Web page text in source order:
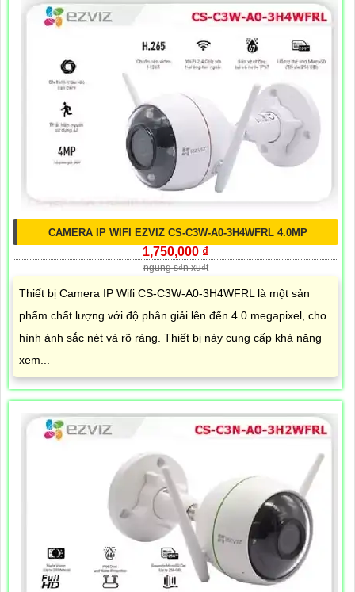
CAMERA IP WIFI EZVIZ CS-C3W-A0-3H4WFRL 4.0MP
1,750,000 ₫
ngung s₫n xu₫t
Thiết bị Camera IP Wifi CS-C3W-A0-3H4WFRL là một sản
phẩm chất lượng với độ phân giải lên đến 4.0 megapixel, cho
hình ảnh sắc nét và rõ ràng. Thiết bị này cung cấp khả năng
xem...